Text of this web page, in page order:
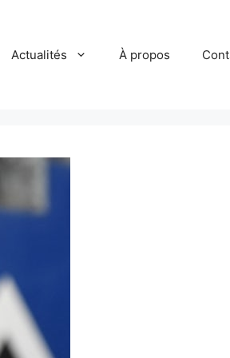
Actualités À propos